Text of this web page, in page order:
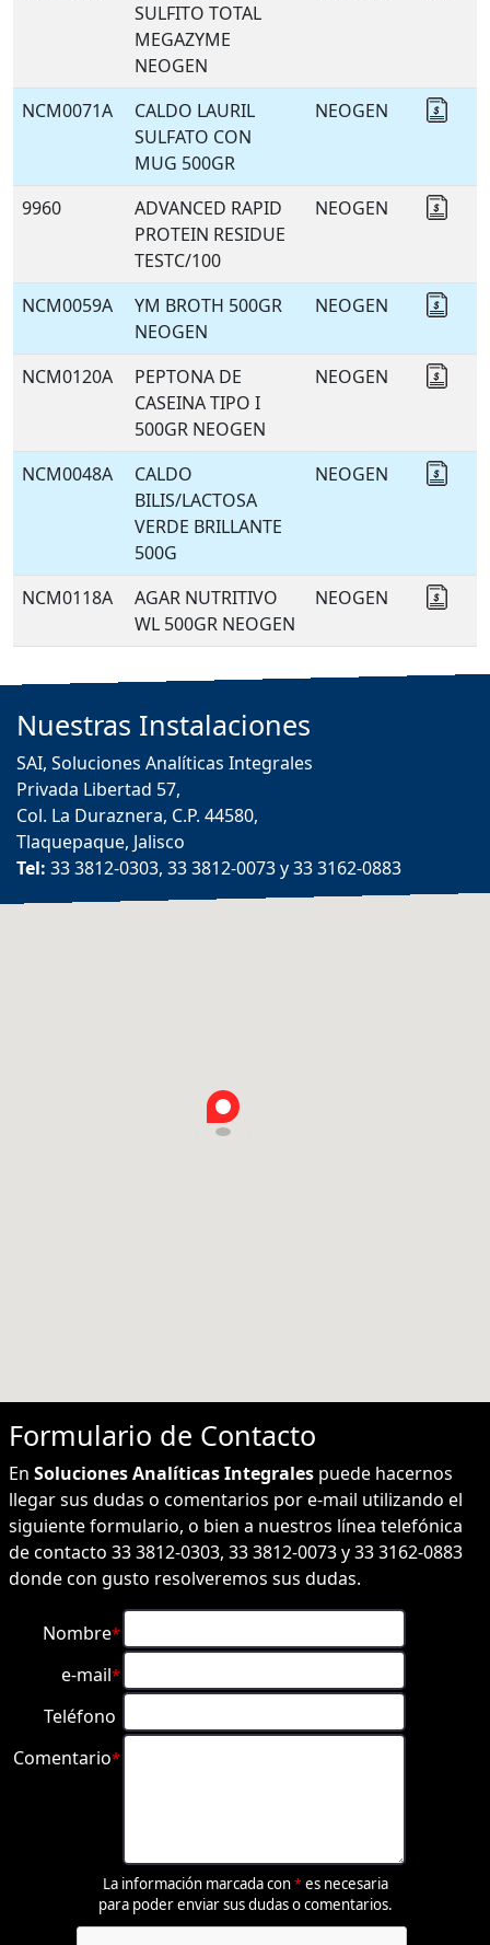
SULFITO TOTAL
MEGAZYME
NEOGEN
NCM0071A
CALDO LAURIL
SULFATO CON
MUG 500GR
NEOGEN
9960
ADVANCED RAPID
PROTEIN RESIDUE
TESTC/100
NEOGEN
NCM0059A
YM BROTH 500GR
NEOGEN
NEOGEN
NCM0120A
PEPTONA DE
CASEINA TIPO I
500GR NEOGEN
NEOGEN
NCM0048A
CALDO
BILIS/LACTOSA
VERDE BRILLANTE
500G
NEOGEN
NCM0118A
AGAR NUTRITIVO
WL 500GR NEOGEN
NEOGEN
Nuestras Instalaciones
SAI, Soluciones Analíticas Integrales
Privada Libertad 57,
Col. La Duraznera, C.P. 44580,
Tlaquepaque, Jalisco
Tel: 33 3812-0303, 33 3812-0073 y 33 3162-0883
Formulario de Contacto
En Soluciones Analíticas Integrales puede hacernos
llegar sus dudas o comentarios por e-mail utilizando el
siguiente formulario, o bien a nuestros línea telefónica
de contacto 33 3812-0303, 33 3812-0073 y 33 3162-0883
donde con gusto resolveremos sus dudas.
Nombre*
e-mail*
Teléfono
Comentario*
La información marcada con* es necesaria
para poder enviar sus dudas o comentarios.